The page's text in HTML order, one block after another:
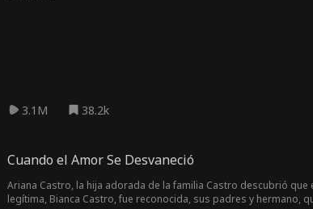
3.1M 38.2k
Cuando el Amor Se Desvaneció
Ariana Castro, la hija adorada de la familia Castro descubrió
legítima, Bianca Castro, fue reconocida, sus padres y hermano,